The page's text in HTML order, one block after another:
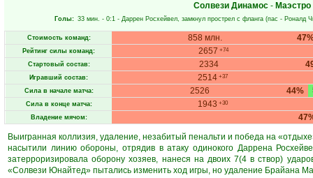
Солвези Динамос -
Голы: 33 мин. - 0:1 - Даррен Росхейвел, замкнул прострел с фланга (пас - Роналд
Стоимость команд: 858 млн.
Рейтинг силы команд: 2657 +74
Стартовый состав: 2334
Игравший состав: 2514 +37
Сила в начале матча: 44%
2526
Сила в конце матча: 1943 +30
Владение мячом:
Выигранная коллизия, удаление, незабитый пенальти и победа на
насытили линию обороны, отрядив в атаку одинокого Даррена
затерроризировала оборону хозяев, нанеся на двоих 7(4 в створ)
«Солвези Юнайтед» пытались изменить ход игры, но удаление Брайана